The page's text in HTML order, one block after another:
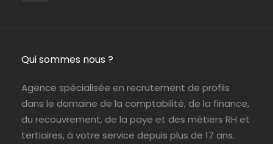
Qui sommes nous ?
Agence spécialisée en recrutement de profils
dans le domaine de la comptabilité, de la finance,
du recouvrement, de la paye et des métiers RH et
tertiaires, à votre service depuis plus de 17 ans.